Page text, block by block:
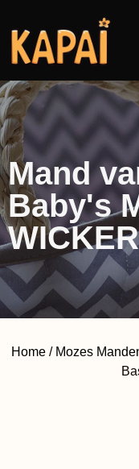
Mand
Baby's
Home / Mozes